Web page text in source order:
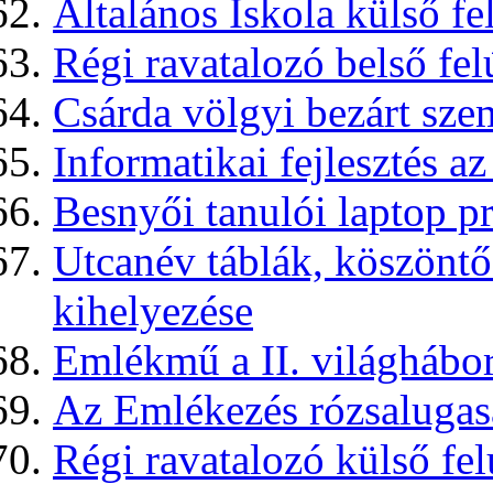
Általános Iskola külső
Régi ravatalozó belső
Csárda völgyi bezárt
Informatikai fejlesztés
Besnyői tanulói laptop
Utcanév táblák,
kihelyezése
Emlékmű a II.
Az Emlékezés
Régi ravatalozó külső